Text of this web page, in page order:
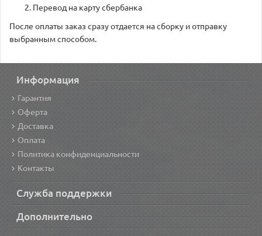
Перевод на карту сбербанка
После оплаты заказ сразу отдается на сборку и отправку
выбранным способом.
Информация
Гарантия
Оферта
Доставка
Оплата
Политика конфиденциальности
Контакты
Служба поддержки
Дополнительно